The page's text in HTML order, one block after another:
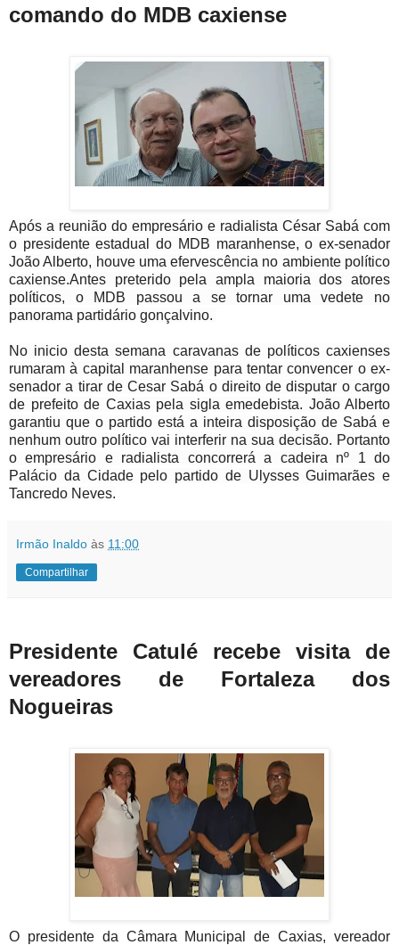
comando do MDB caxiense
Após a reunião do empresário e radialista César Sabá com
o presidente estadual do MDB maranhense, o ex-senador
João Alberto, houve uma efervescência no ambiente político
caxiense.Antes preterido pela ampla maioria dos atores
políticos, o MDB passou a se tornar uma vedete no
panorama partidário gonçalvino.
No inicio desta semana caravanas de políticos caxienses
rumaram à capital maranhense para tentar convencer o ex-
senador a tirar de Cesar Sabá o direito de disputar o cargo
de prefeito de Caxias pela sigla emedebista. João Alberto
garantiu que o partido está a inteira disposição de Sabá e
nenhum outro político vai interferir na sua decisão. Portanto
o empresário e radialista concorrerá a cadeira nº 1 do
Palácio da Cidade pelo partido de Ulysses Guimarães e
Tancredo Neves.
Irmão Inaldo às 11:00
Compartilhar
Presidente Catulé recebe visita de
vereadores de Fortaleza dos
Nogueiras
O presidente da Câmara Municipal de Caxias, vereador